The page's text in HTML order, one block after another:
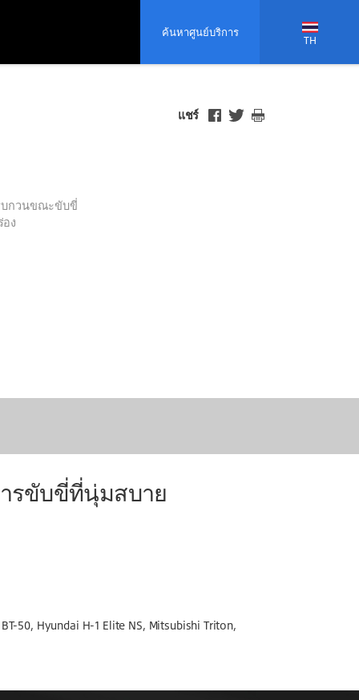
ค้นหาศูนย์บริการ
TH
แชร์
บกวนขณะขับขี่
ง
รขับขี่ที่นุ่มสบาย
50, Hyundai H-1 Elite NS, Mitsubishi Triton,